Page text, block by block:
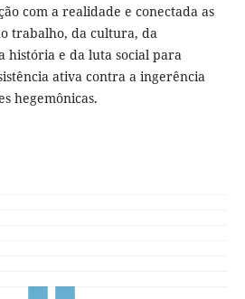
com a realidade e conectada as
trabalho, da cultura, da
história e da luta social para
ativa contra a ingerência
hegemônicas.